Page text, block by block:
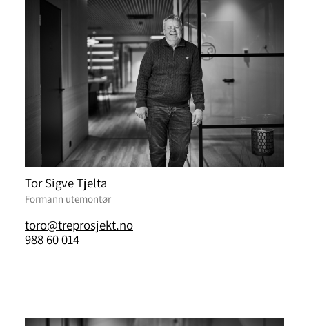
Tor Sigve Tjelta
Formann utemontør
toro@treprosjekt.no
988 60 014